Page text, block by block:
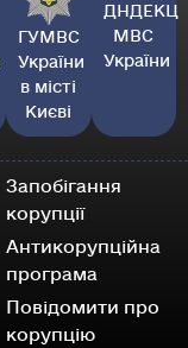
ГУМВС
України
в місті
Києві
ДНДЕКЦ
МВС
України
Запобігання
корупції
Антикорупційна
програма
Повідомити про
корупцію